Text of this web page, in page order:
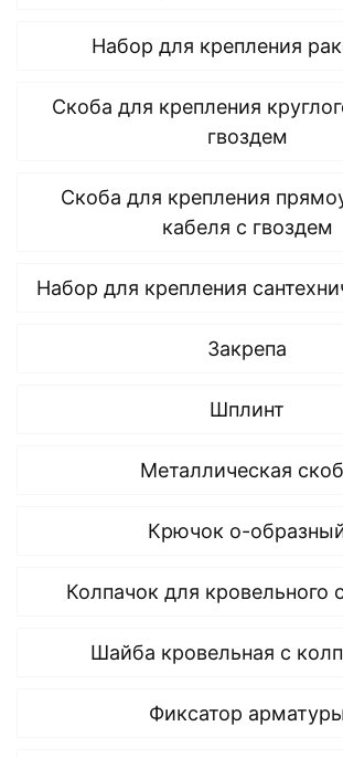
Набор для крепления
Скоба для крепления
гвоздем
Скоба для крепления
кабеля с гвоздем
Набор для крепления
Закрепа
Шплинт
Металлическая
Крючок о-
Колпачок для кровельного
Шайба кровельная с
Фиксатор